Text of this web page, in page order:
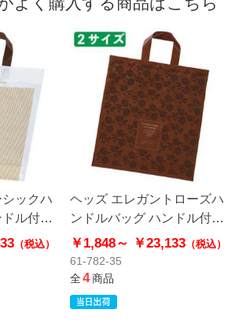
ックハ
ル付き
（税込）
ヘッズ エレガントローズハ
ンドルバッグ ハンドル付き
ポリ袋 エレガントローズ
￥1,848～ ￥23,133（税込）
61-782-35
全4商品